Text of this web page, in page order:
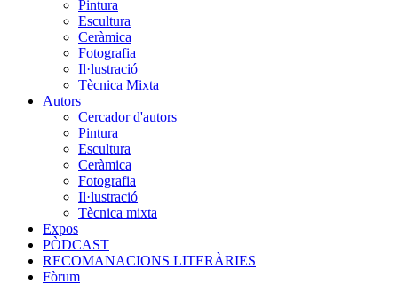
Pintura
Escultura
Ceràmica
Fotografia
Il·lustració
Tècnica Mixta
Autors
Cercador d'autors
Pintura
Escultura
Ceràmica
Fotografia
Il·lustració
Tècnica mixta
Expos
PÒDCAST
RECOMANACIONS LITERÀRIES
Fòrum